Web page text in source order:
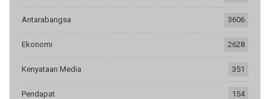
Antarabangsa 3606
Ekonomi 2628
Kenyataan Media 351
Pendapat 154